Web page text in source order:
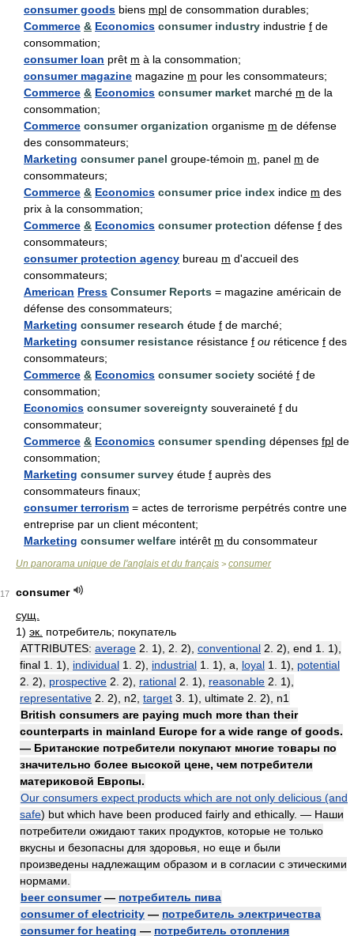
consumer goods biens mpl de consommation durables;
Commerce & Economics consumer industry industrie f de
consommation;
consumer loan prêt m à la consommation;
consumer magazine magazine m pour les consommateurs;
Commerce & Economics consumer market marché m de la
consommation;
Commerce consumer organization organisme m de défense
des consommateurs;
Marketing consumer panel groupe-témoin m , panel m de
consommateurs;
Commerce & Economics consumer price index indice m des
prix à la consommation;
Commerce & Economics consumer protection défense f des
consommateurs;
consumer protection agency bureau m d'accueil des
consommateurs;
American Press Consumer Reports = magazine américain de
défense des consommateurs;
Marketing consumer research étude f de marché;
Marketing consumer resistance résistance f ou réticence f des
consommateurs;
Commerce & Economics consumer society société f de
consommation;
Economics consumer sovereignty souveraineté f du
consommateur;
Commerce & Economics consumer spending dépenses fpl de
consommation;
Marketing consumer survey étude f auprès des
consommateurs finaux;
consumer terrorism = actes de terrorisme perpétrés contre une
entreprise par un client mécontent;
Marketing consumer welfare intérêt m du consommateur
Un panorama unique de l'anglais et du français > consumer
17
consumer
сущ.
1) эк. потребитель; покупатель
ATTRIBUTES: average 2. 1), 2. 2), conventional 2. 2), end 1. 1),
final 1. 1), individual 1. 2), industrial 1. 1), а, loyal 1. 1), potential
2. 2), prospective 2. 2), rational 2. 1), reasonable 2. 1),
representative 2. 2), n2, target 3. 1), ultimate 2. 2), n1
British consumers are paying much more than their
counterparts in mainland Europe for a wide range of goods.
— Британские потребители покупают многие товары по
значительно более высокой цене, чем потребители
материковой Европы.
Our consumers expect products which are not only delicious (and
safe) but which have been produced fairly and ethically. — Наши
потребители ожидают таких продуктов, которые не только
вкусны и безопасны для здоровья, но еще и были
произведены надлежащим образом и в согласии с этическими
нормами.
beer consumer— потребитель пива
consumer of electricity — потребитель электричества
consumer for heating — потребитель отопления